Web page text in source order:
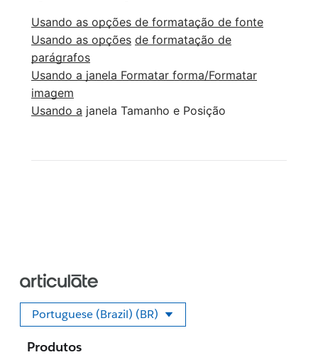
Usando as opções de formatação de fonte
Usando as opções de formatação de
parágrafos
Usando a janela Formatar forma/Formatar
imagem
Usando a janela Tamanho e Posição
Portuguese (Brazil) (BR)
Selecione seu idioma
Produtos